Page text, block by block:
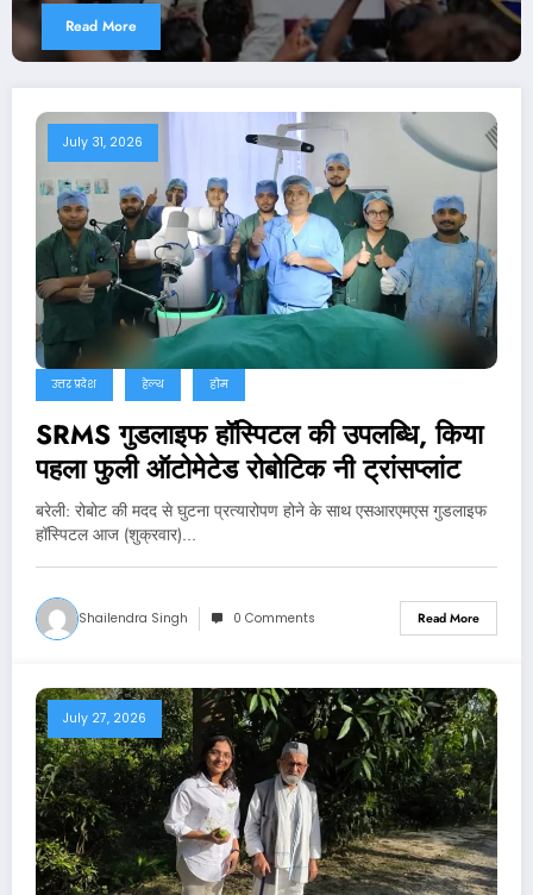
Read More
July 31, 2026
उत्तर प्रदेश हेल्थ होम
SRMS गुडलाइफ हॉस्पिटल की उपलब्धि, किया
पहला फुली ऑटोमेटेड रोबोटिक नी ट्रांसप्लांट
बरेली: रोबोट की मदद से घुटना प्रत्यारोपण होने के साथ एसआरएमएस गुडलाइफ
हॉस्पिटल आज (शुक्रवार)…
Shailendra Singh 0 Comments Read More
July 27, 2026